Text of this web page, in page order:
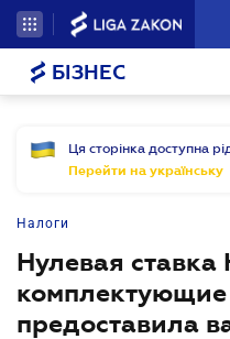
БІЗНЕС
Ця сторінка доступна
Перейти на українську
Налоги
Нулевая
предоставила